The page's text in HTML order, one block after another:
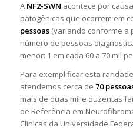
A NF2-SWN acontece por
patogênicas que ocorrem em
pessoas(variando conforme a
número de pessoas
menor: 1 em cada 60 a 70 mil
Para exemplificar esta
atendemos cerca de 70
mais de duas mil e duzentas
de Referência em
Clínicas da Universidade